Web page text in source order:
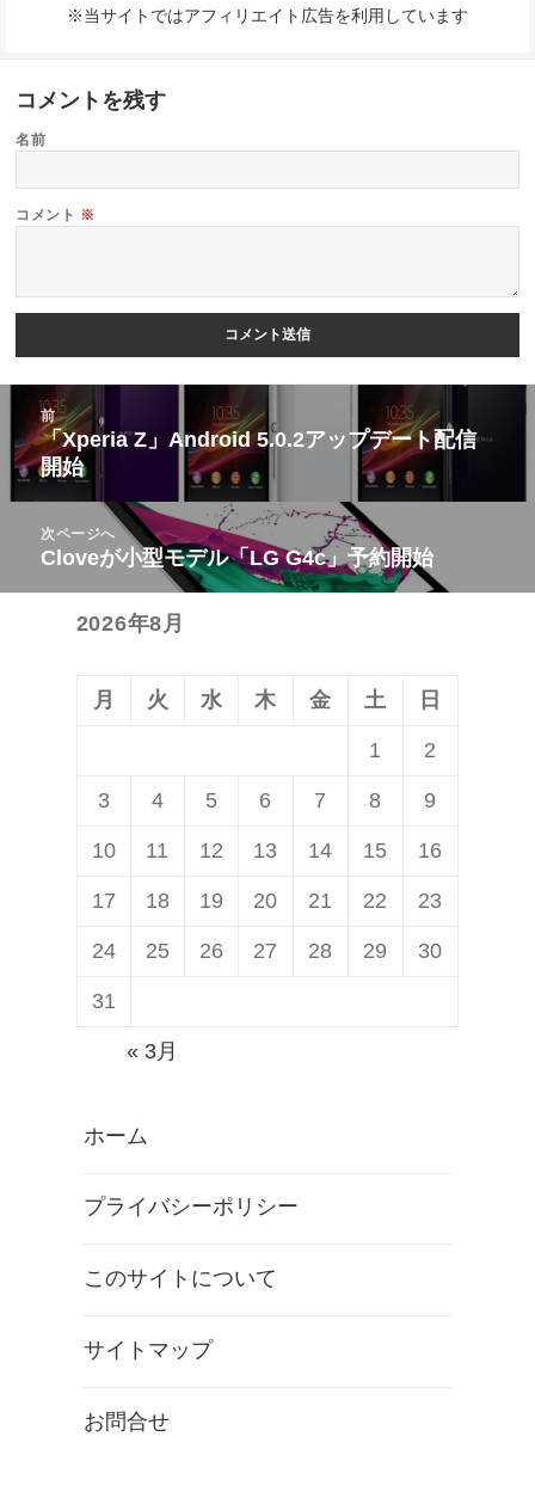
※当サイトではアフィリエイト広告を利用しています
コメントを残す
名前
コメント ※
稿
ナ
ビ
前
前
の
稿:
「Xperia Z」Android 5.0.2アップデート配信
開始
次ページへ
次
の
Cloveが小型モデル「LG G4c」予約開始
2026年8月
月 火 水 木 金 土 日
1 2
3 4 5 6 7 8 9
10 11 12 13 14 15 16
17 18 19 20 21 22 23
24 25 26 27 28 29 30
31
« 3月
ホーム
プライバシーポリシー
このサイトについて
サイトマップ
お問合せ